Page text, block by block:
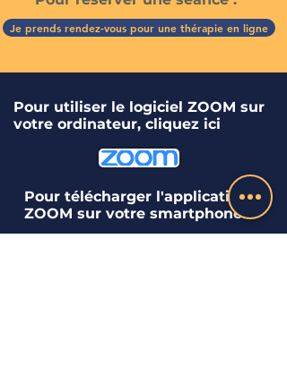
Je prends rendez-vous pour une thérapie en ligne
Pour utiliser le logiciel ZOOM sur
votre ordinateur, cliquez ici
Pour télécharger l'application
ZOOM sur votre smartphone: